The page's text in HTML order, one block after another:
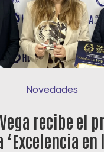
Novedades
Vega recibe el
‘Excelencia en